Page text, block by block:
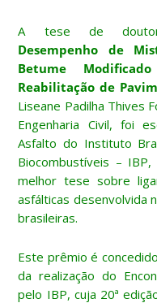
A tese de
Desempenho de
Betume
Reabilitação de
Liseane Padilha Thives
Engenharia Civil, foi
Asfalto do Instituto
Biocombustíveis –
melhor tese sobre
asfálticas desenvolvida
brasileiras.
Este prêmio é
da realização do
pelo IBP, cuja 20ª